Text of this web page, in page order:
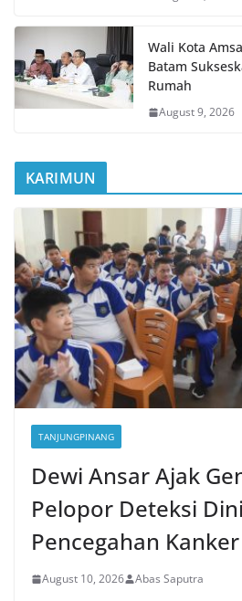
Wali Kota
Batam
Rumah
August 9, 2026
KARIMUN
TANJUNGPINANG
Dewi Ansar Ajak
Pelopor Deteksi
Pencegahan Kanker
August 10, 2026 Abas Saputra